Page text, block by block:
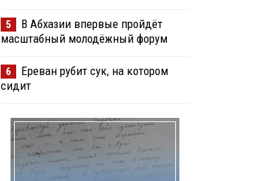
5
В Абхазии впервые пройдёт
масштабный молодёжный форум
6
Ереван рубит сук, на котором
сидит